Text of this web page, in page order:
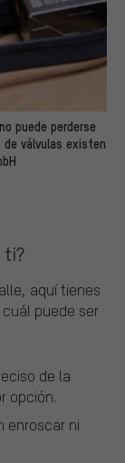
puede perderse
válvulas existen
ti?
aquí tienes
puede ser
de la
opción.
enroscar ni